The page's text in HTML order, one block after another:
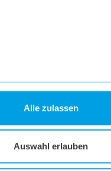
Alle zulassen
Auswahl erlauben
und Engineering.